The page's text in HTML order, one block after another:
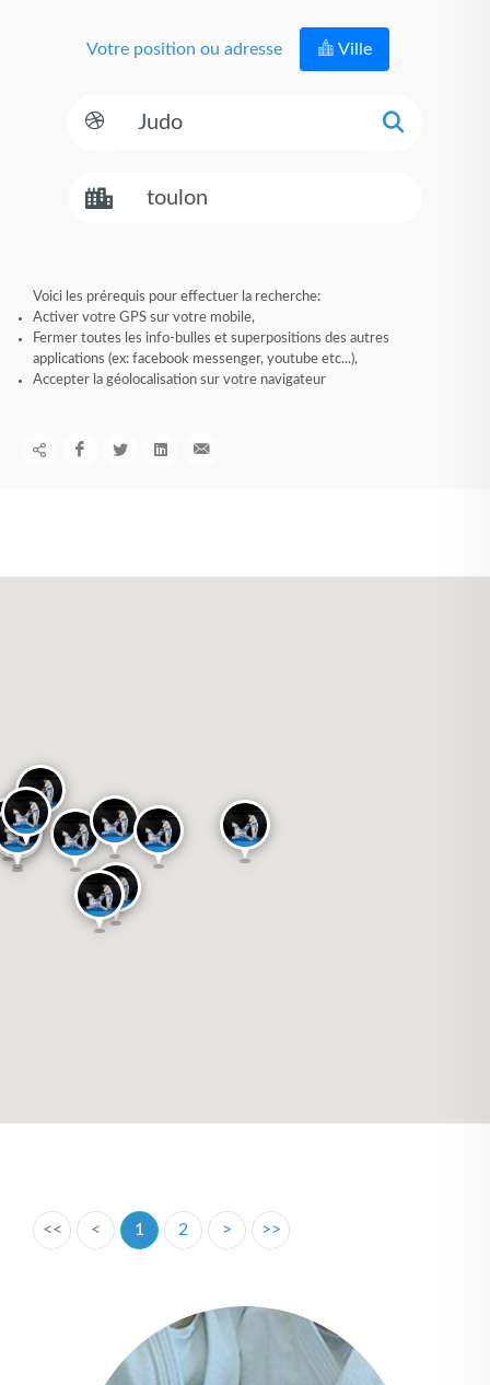
Votre position ou adresse Ville
Voici les prérequis pour effectuer la recherche:
Activer votre GPS sur votre mobile,
Fermer toutes les info-bulles et superpositions des autres
applications (ex: facebook messenger, youtube etc...),
Accepter la géolocalisation sur votre navigateur
<< < 1 2 > >>